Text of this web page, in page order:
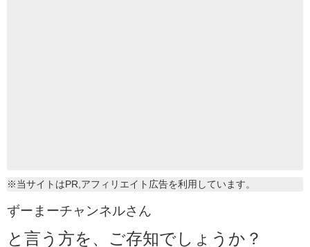
※当サイトはPR,アフィリエイト広告を利用しています。
ずーまーチャンネルさん
と言う方を、ご存知でしょうか？